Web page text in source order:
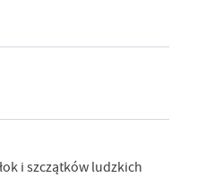
i szczątków ludzkich